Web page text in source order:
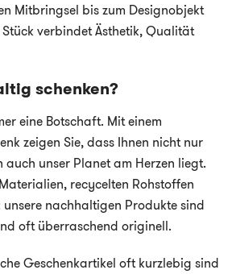
Mitbringsel bis zum Designobjekt
verbindet Ästhetik, Qualität
schenken?
eine Botschaft. Mit einem
zeigen Sie, dass Ihnen nicht nur
auch unser Planet am Herzen liegt.
recycelten Rohstoffen
nachhaltigen Produkte sind
oft überraschend originell.
Geschenkartikel oft kurzlebig sind